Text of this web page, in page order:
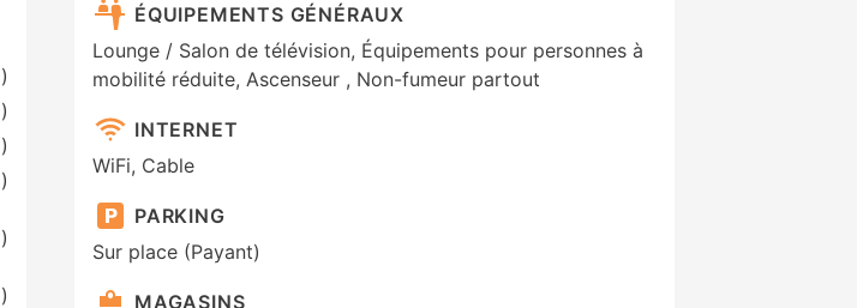
)
)
)
)
)
)
ÉQUIPEMENTS GÉNÉRAUX
Lounge / Salon de télévision, Équipements pour personnes à
mobilité réduite, Ascenseur , Non-fumeur partout
INTERNET
WiFi, Cable
PARKING
Sur place (Payant)
MAGASINS